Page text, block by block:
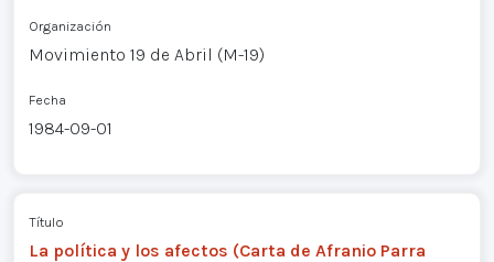
Organización
Movimiento 19 de Abril (M-19)
Fecha
1984-09-01
Título
La política y los afectos (Carta de Afranio Parra